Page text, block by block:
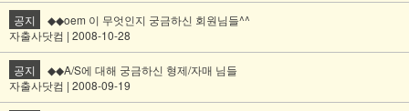
공지
◆◆oem 이 무엇인지 궁금하신 회원님들^^
자출사닷컴 | 2008-10-28
공지
◆◆A/S에 대해 궁금하신 형제/자매 님들
자출사닷컴 | 2008-09-19